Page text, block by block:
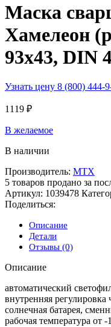
Маска
Хамелеон
93х43, DIN
Узнать цену 8 (800) 444-
1119 ₽
В желаемое
В наличии
Производитель: МТХ
5 товаров продано за
Артикул: 1039478
Поделиться:
Описание
Детали
Отзывы (0)
Описание
автоматический
внутренняя регулировка
солнечная батарея,
рабочая температура от